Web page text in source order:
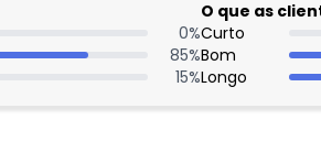
0%
85%
15%
O que as
Curto
Bom
Longo